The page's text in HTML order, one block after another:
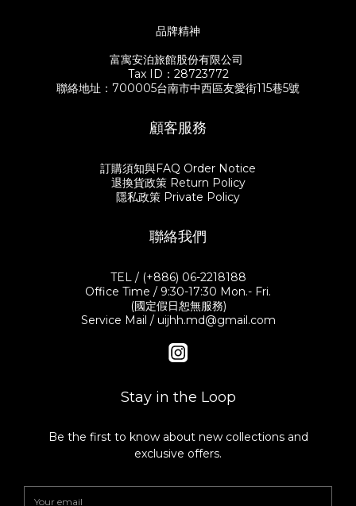
品牌精神
富寓安泊旅館股份有限公司
Tax ID：28723772
聯絡地址：700005台南市中西區友愛街115巷5號
顧客服務
訂購須知與FAQ Order Notice
退換貨政策 Return Policy
隱私政策 Private Policy
聯絡我們
TEL / (+886) 06-2218188
Office Time / 9:30-17:30 Mon.- Fri.
(國定假日恕無服務)
Service Mail / uijhh.md@gmail.com
Stay in the Loop
Be the first to know about new collections and
exclusive offers.